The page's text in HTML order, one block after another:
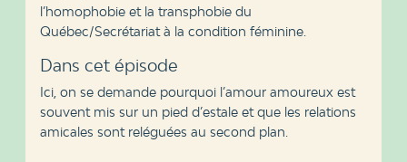
l’homophobie et la transphobie du
Québec/Secrétariat à la condition féminine.
Dans cet épisode
Ici, on se demande pourquoi l’amour amoureux est
souvent mis sur un pied d’estale et que les relations
amicales sont reléguées au second plan.